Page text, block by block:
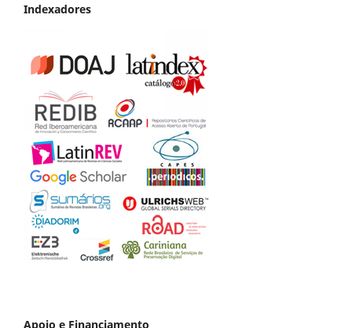
Indexadores
Apoio e Financiamento